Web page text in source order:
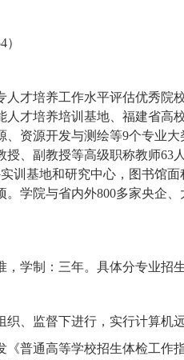
才培养工作水平评估优秀
才培养培训基地、福建省高
资源开发与测绘等9个专业
、副教授等高级职称教师63
训基地和研究中心，图书馆
学院与省内外800多家央企
学制：三年。 具体分专业招
、监督下进行，实行计算机
普通高等学校招生体检工作